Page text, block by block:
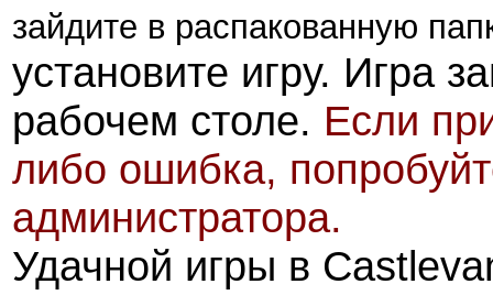
зайдите в распакованную
установите игру. Игра
рабочем столе. Если
либо ошибка,
администратора.
Удачной игры в